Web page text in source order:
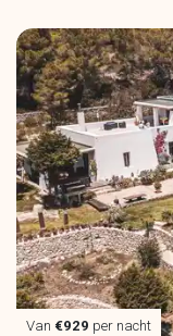
Van €929 per nacht